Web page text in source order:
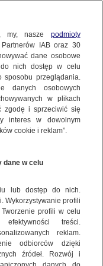
usług
my, nasze podmioty
IAB oraz 30
dane osobowe
nich dostęp w celu
sposobu przeglądania.
danych osobowych
w plikach
zgodę i sprzeciwić się
interes w dowolnym
cookie i reklam”.
dane w celu
lub dostęp do nich.
Wykorzystywanie profili
profili w celu
efektywności treści.
reklam.
odbiorców dzięki
źródeł. Rozwój i